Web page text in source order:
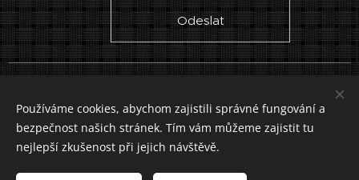
Odeslat
Vytvořeno službouWebnode Cookies
Slovenčina
Používáme cookies, abychom zajistili správné fungování a
bezpečnost našich stránek. Tím vám můžeme zajistit tu
nejlepší zkušenost při jejich návštěvě.